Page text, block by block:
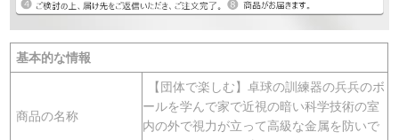
基本的な情報
商品の名称
【団体で楽しむ】卓球の訓練器の兵兵のボ
ールを学んで家で近視の暗い科学技術の室
内の外で視力が立って高級な金属を防いで